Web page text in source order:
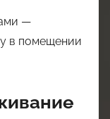
—
в помещении